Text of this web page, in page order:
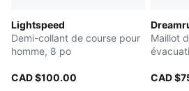
Lightspeed
Demi-collant de course pour
homme, 8 po
CAD $100.00
Maillot
CAD